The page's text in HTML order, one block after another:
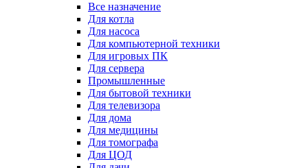
Все назначение
Для котла
Для насоса
Для компьютерной техники
Для игровых ПК
Для сервера
Промышленные
Для бытовой техники
Для телевизора
Для дома
Для медицины
Для томографа
Для ЦОД